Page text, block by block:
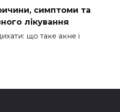
симптоми та
лікування
що таке акне і